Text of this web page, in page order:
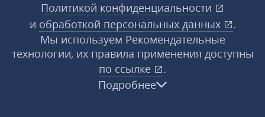
Политикой конфиденциальности
и обработкой персональных данных
.
Мы используем Рекомендательные
технологии, их правила применения доступны
по ссылке
.
Подробнее